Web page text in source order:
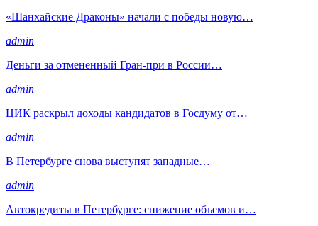
«Шанхайские Драконы» начали с победы новую…
admin
Деньги за отмененный Гран-при в России…
admin
ЦИК раскрыл доходы кандидатов в Госдуму от…
admin
В Петербурге снова выступят западные…
admin
Автокредиты в Петербурге: снижение объемов и…